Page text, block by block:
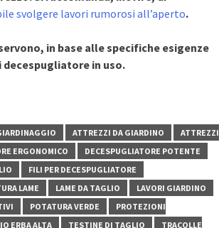
svolgere lavori rumorosi all’aperto.
in base alle specifiche esigenze
in uso.
ATTREZZI DA GIARDINO
ATTREZZI
ERGONOMICO
DECESPUGLIATORE POTENTE
FILI PER DECESPUGLIATORE
LAME LAME DA TAGLIO
LAVORI GIARDINO
POTATURA VERDE
PROTEZIONI
ERBA ALTA TESTINE DI TAGLIO TRACOLLE